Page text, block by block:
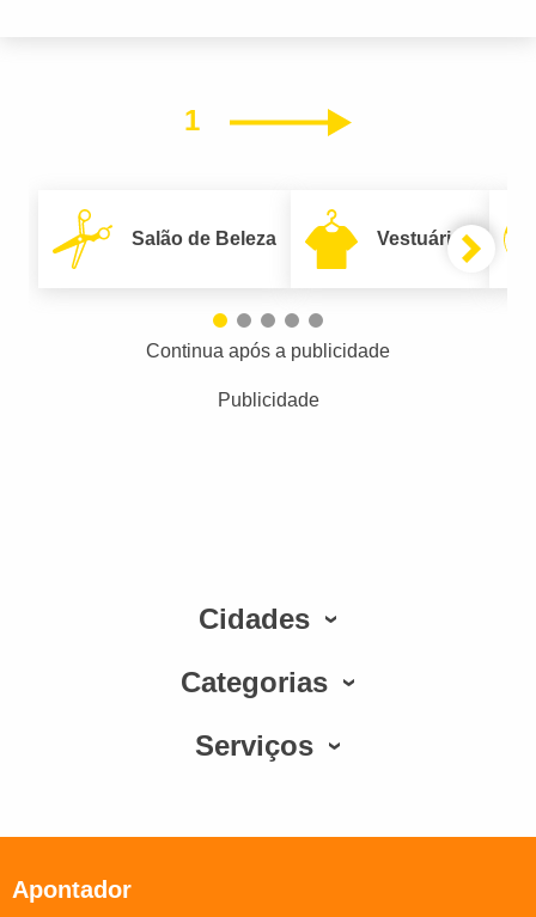
1 Próximo
Salão de Beleza Vestuário
Continua após a publicidade
Publicidade
Cidades
Categorias
Serviços
Apontador